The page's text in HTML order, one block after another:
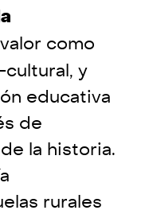
como
y
educativa
de
la historia.
rurales